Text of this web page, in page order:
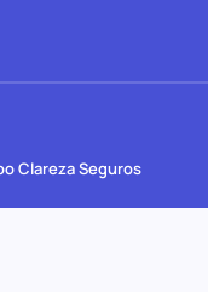
Clareza Seguros